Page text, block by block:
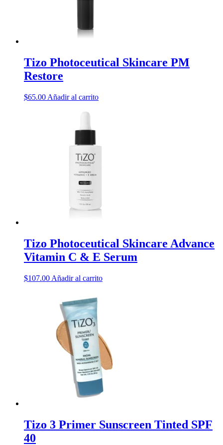
Tizo Photoceutical Skincare PM
Restore
$65.00 Añadir al carrito
Tizo Photoceutical Skincare Advance
Vitamin C & E Serum
$107.00 Añadir al carrito
Tizo 3 Primer Sunscreen Tinted SPF
40